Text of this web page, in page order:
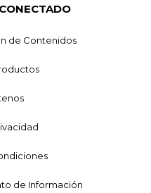
de Contenidos
de Información